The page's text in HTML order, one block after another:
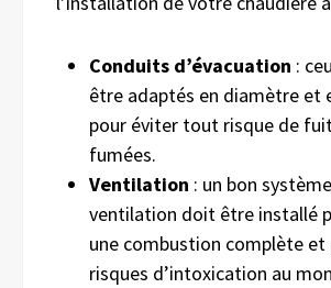
Conduits d’évacuation :
être adaptés en diamètre et
pour éviter tout risque de
fumées.
Ventilation : un bon
ventilation doit être installé
une combustion complète et
risques d’intoxication au